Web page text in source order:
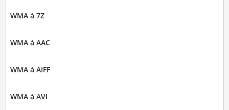
WMA à 7Z
WMA à AAC
WMA à AIFF
WMA à AVI